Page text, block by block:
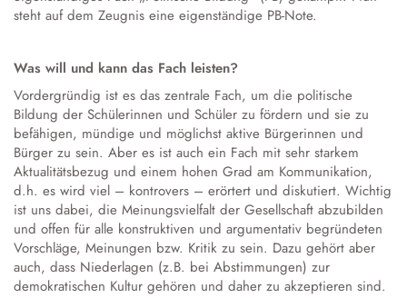
Schulgeschichte
Sprachbildung
Austausch und Fahrten
Instrumentenausleihe
Unterrichtszeiten
Krankmeldung
Verpflegung
Schließfächer
Schulordnung
Wechsel an die Droste
Droste-Webmail
steht auf dem Zeugnis eine eigenständige PB-Note.
Was will und kann das Fach leisten?
Vordergründig ist es das zentrale Fach, um die politische
Bildung der Schülerinnen und Schüler zu fördern und sie zu
befähigen, mündige und möglichst aktive Bürgerinnen und
Bürger zu sein. Aber es ist auch ein Fach mit sehr starkem
Aktualitätsbezug und einem hohen Grad am Kommunikation,
d.h. es wird viel – kontrovers – erörtert und diskutiert. Wichtig
ist uns dabei, die Meinungsvielfalt der Gesellschaft abzubilden
und offen für alle konstruktiven und argumentativ begründeten
Vorschläge, Meinungen bzw. Kritik zu sein. Dazu gehört aber
auch, dass Niederlagen (z.B. bei Abstimmungen) zur
demokratischen Kultur gehören und daher zu akzeptieren sind.